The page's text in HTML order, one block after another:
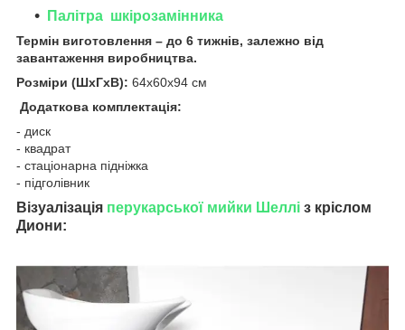
Палітра шкірозамінника
Термін виготовлення – до 6 тижнів, залежно від
завантаження виробництва.
Розміри (ШхГхВ): 64х60х94 см
Додаткова комплектація:
- диск
- квадрат
- стаціонарна підніжка
- підголівник
Візуалізація перукарської мийки Шеллі з кріслом
Диони: